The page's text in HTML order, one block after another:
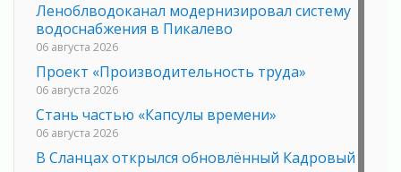
Леноблводоканал модернизировал систему
водоснабжения в Пикалево
06 августа 2026
Проект «Производительность труда»
06 августа 2026
Стань частью «Капсулы времени»
06 августа 2026
В Сланцах открылся обновлённый Кадровый